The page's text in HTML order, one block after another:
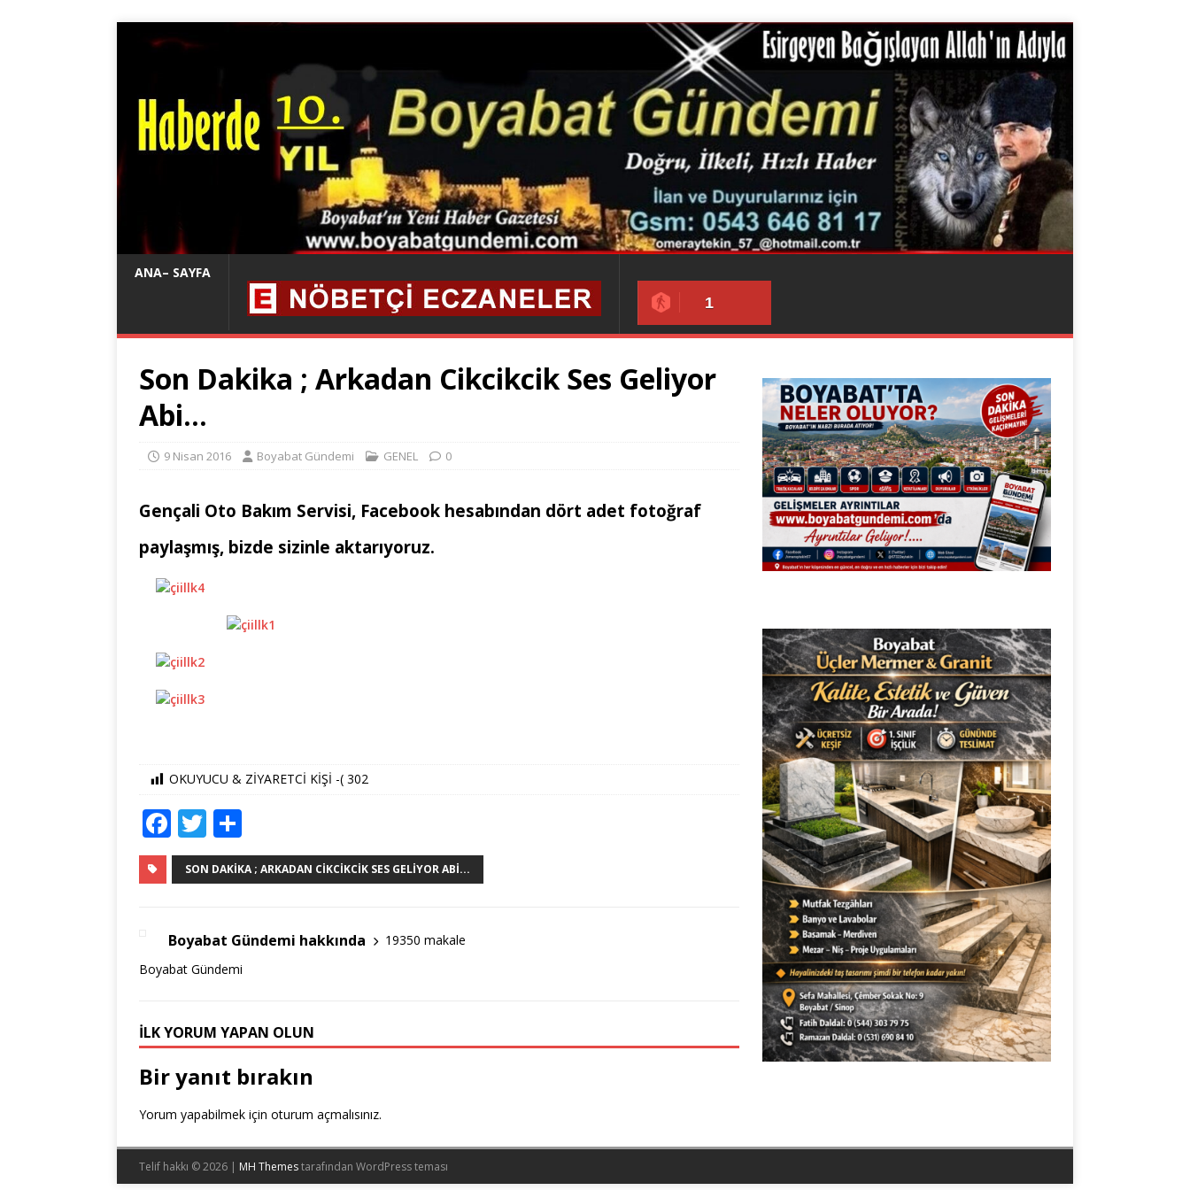
ANA– SAYFA
1
Son Dakika ; Arkadan Cikcikcik Ses Geliyor
Abi…
9 Nisan 2016 Boyabat Gündemi GENEL 0
Gençali Oto Bakım Servisi, Facebook hesabından dört adet fotoğraf
paylaşmış, bizde sizinle aktarıyoruz.
OKUYUCU & ZİYARETCİ KİŞİ -( 302
F
a
c
b
o
k
T
w
it
r
h
ar
SON DAKIKA ; ARKADAN CIKCIKCIK SES GELIYOR ABI...
Boyabat Gündemi hakkında
19350 makale
Boyabat Gündemi
İLK YORUM YAPAN OLUN
Bir yanıt bırakın
Yorum yapabilmek için oturum açmalısınız.
Telif hakkı © 2026 | MH Themestarafından WordPress teması